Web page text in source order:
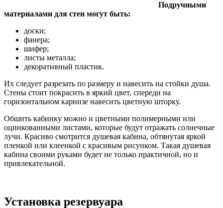
Подручными
материалами для стен могут быть:
доски;
фанера;
шифер;
листы металла;
декоративный пластик.
Их следует разрезать по размеру и навесить на стойки душа.
Стены стоит покрасить в яркий цвет, спереди на
горизонтальном карнизе навесить цветную шторку.
Обшить кабинку можно и цветными полимерными или
оцинкованными листами, которые будут отражать солнечные
лучи. Красиво смотрится душевая кабина, обтянутая яркой
пленкой или клеенкой с красивым рисунком. Такая душевая
кабина своими руками будет не только практичной, но и
привлекательной.
Установка резервуара